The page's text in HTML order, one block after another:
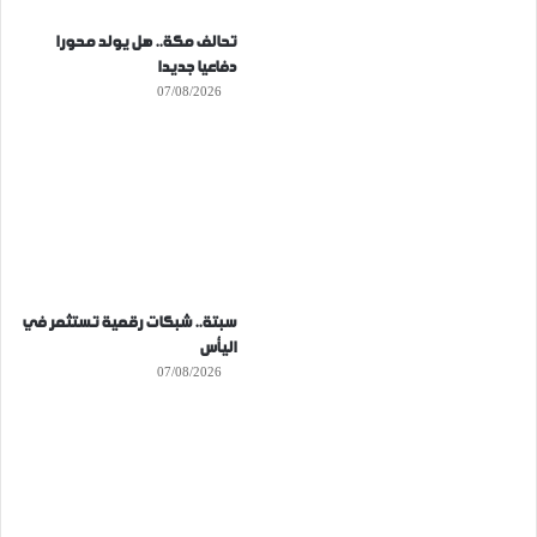
تحالف مكة.. هل يولد محورا
دفاعيا جديدا
07/08/2026
سبتة.. شبكات رقمية تستثمر في
اليأس
07/08/2026